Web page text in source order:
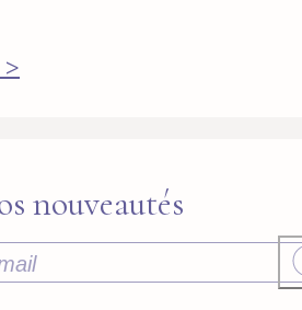
nouveautés